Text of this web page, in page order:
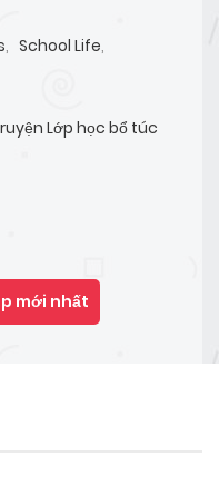
, School Life,
Lớp học bổ túc
mới nhất